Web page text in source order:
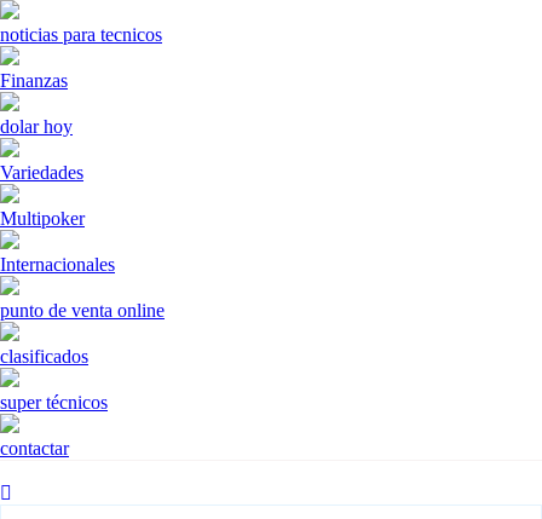
noticias para tecnicos
Finanzas
dolar hoy
Variedades
Multipoker
Internacionales
punto de venta online
clasificados
super técnicos
contactar